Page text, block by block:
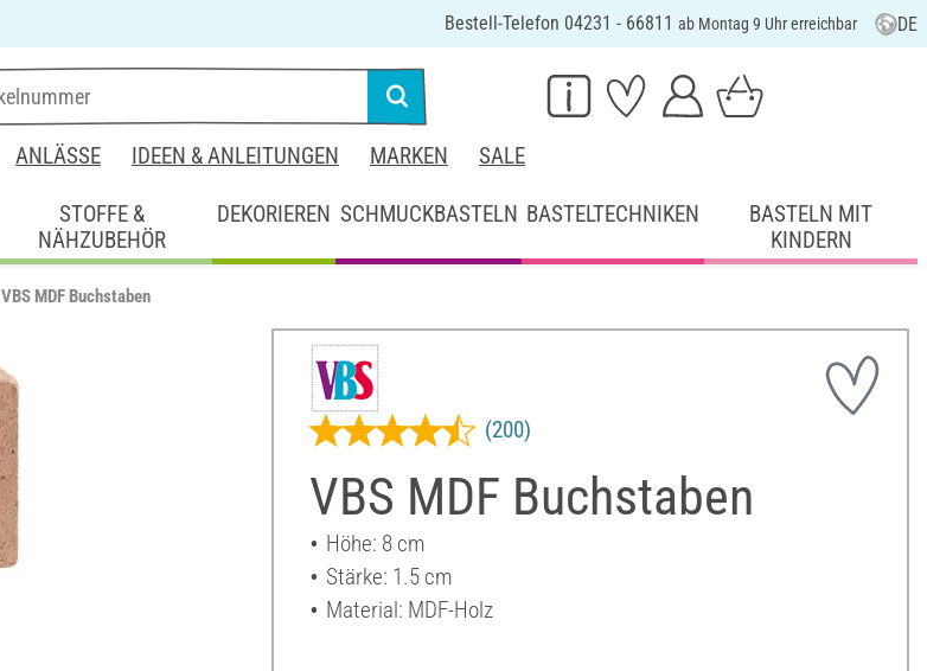
Bestell-Telefon 04231 - 66811 ab Montag 9 Uhr erreichbar DE
ANLÄSSE IDEEN & ANLEITUNGEN MARKEN SALE
STOFFE &
NÄHZUBEHÖR
DEKORIEREN SCHMUCKBASTELN BASTELTECHNIKEN
BASTELN MIT
KINDERN
VBS MDF Buchstaben
VBS MDF Buchstaben
(200)
Höhe: 8 cm
Stärke: 1.5 cm
Material: MDF-Holz